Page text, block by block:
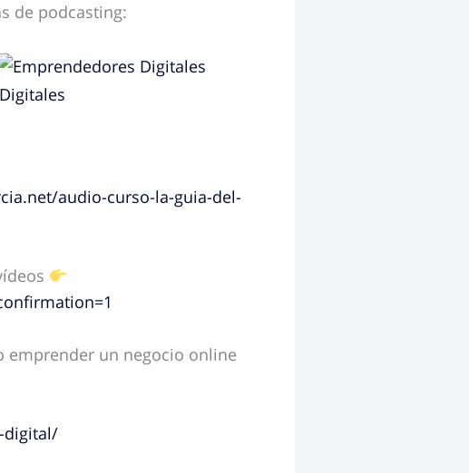
de podcasting:
audio-curso-la-guia-del-
emprender un negocio online
digital/